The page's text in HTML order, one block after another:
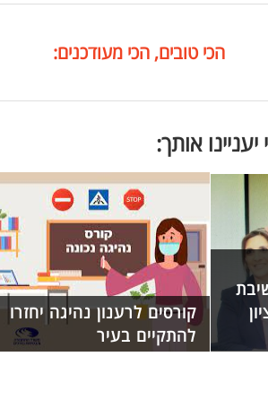
הכי טובים, הכי מעודכנים:
אותך:
קורסים לרענון נהיגה יחזרו
להתקיים בעיר